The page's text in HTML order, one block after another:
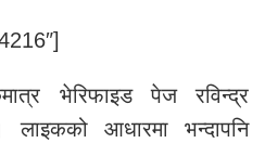
भेरिफाइड पेज रविन्द्र
आधारमा भन्दापनि